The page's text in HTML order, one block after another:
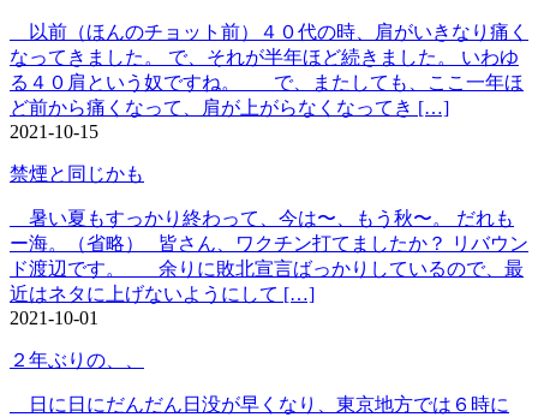
以前（ほんのチョット前）４０代の時、肩がいきなり痛く
なってきました。 で、それが半年ほど続きました。 いわゆ
る４０肩という奴ですね。 で、またしても、ここ一年ほ
ど前から痛くなって、肩が上がらなくなってき […]
2021-10-15
禁煙と同じかも
暑い夏もすっかり終わって、今は〜、もう秋〜。 だれも
ー海。（省略） 皆さん、ワクチン打てましたか？ リバウン
ド渡辺です。 余りに敗北宣言ばっかりしているので、最
近はネタに上げないようにして […]
2021-10-01
２年ぶりの、、
日に日にだんだん日没が早くなり、東京地方では６時に